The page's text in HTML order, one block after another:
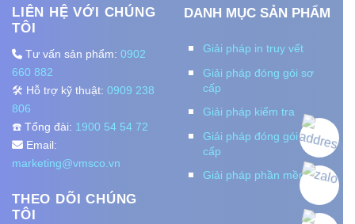
LIÊN HỆ VỚI CHÚNG
TÔI
Tư vấn sản phẩm: 0902
660 882
🛠️ Hỗ trợ kỹ thuật: 0909 238
806
☎️ Tổng đài: 1900 54 54 72
Email:
marketing@vmsco.vn
THEO DÕI CHÚNG
TÔI
DANH MỤC SẢN PHẨM
Giải pháp in truy vết
Giải pháp đóng gói sơ
cấp
Giải pháp kiểm tra
Giải pháp đóng gói thứ
cấp
Giải pháp phần mềm